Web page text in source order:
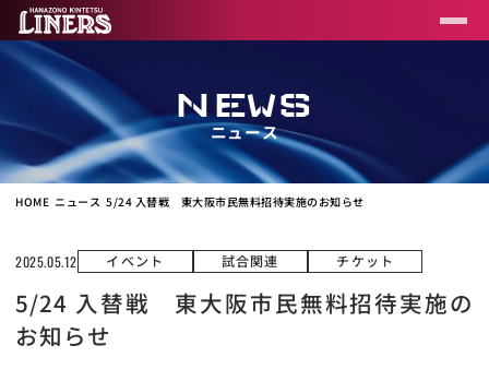
NEWS
ニュース
HOME ニュース 5/24 入替戦 東大阪市民無料招待実施のお知らせ
2025.05.12 イベント 試合関連 チケット
5/24 入替戦 東大阪市民無料招待実施の
お知らせ